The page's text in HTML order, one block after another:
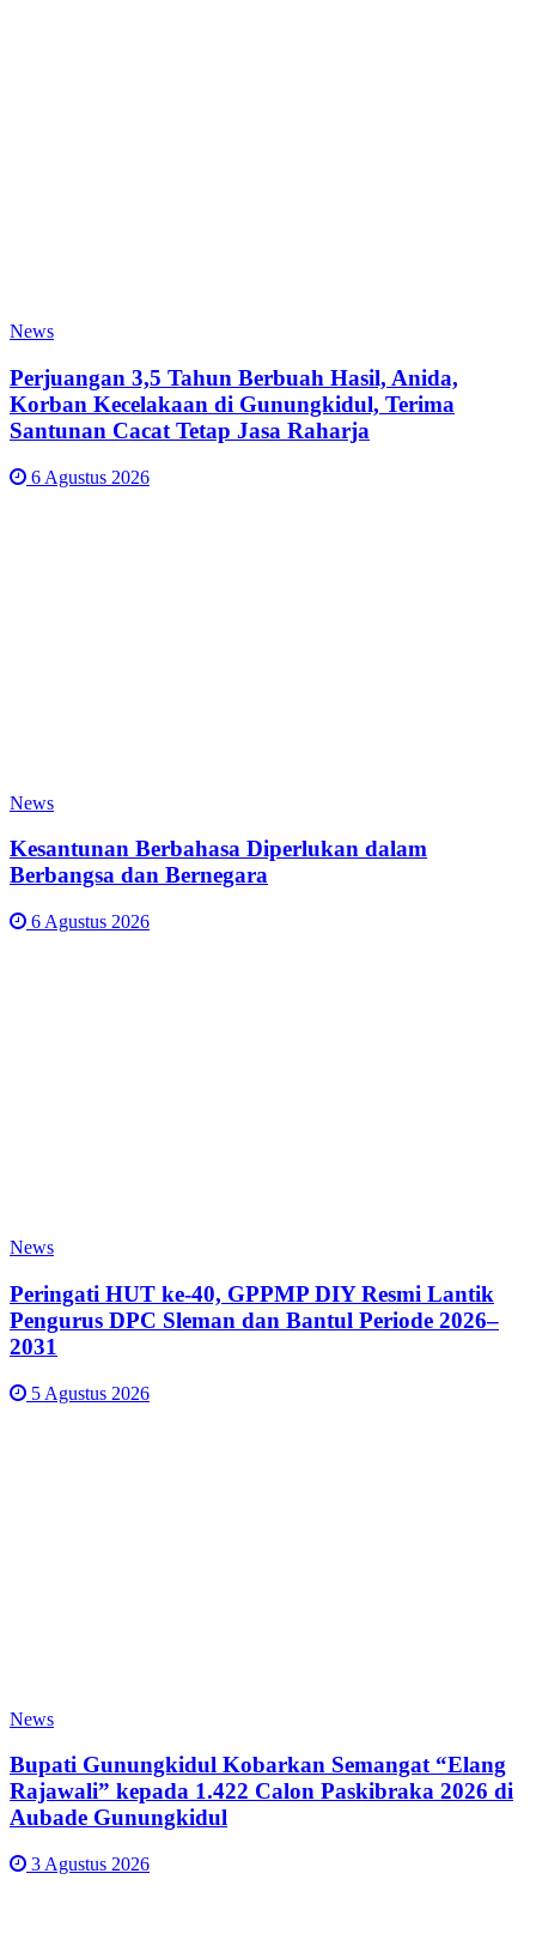
News
Perjuangan 3,5 Tahun Berbuah Hasil, Anida,
Korban Kecelakaan di Gunungkidul, Terima
Santunan Cacat Tetap Jasa Raharja
6 Agustus 2026
News
Kesantunan Berbahasa Diperlukan dalam
Berbangsa dan Bernegara
6 Agustus 2026
News
Peringati HUT ke-40, GPPMP DIY Resmi Lantik
Pengurus DPC Sleman dan Bantul Periode 2026–
2031
5 Agustus 2026
News
Bupati Gunungkidul Kobarkan Semangat “Elang
Rajawali” kepada 1.422 Calon Paskibraka 2026 di
Aubade Gunungkidul
3 Agustus 2026